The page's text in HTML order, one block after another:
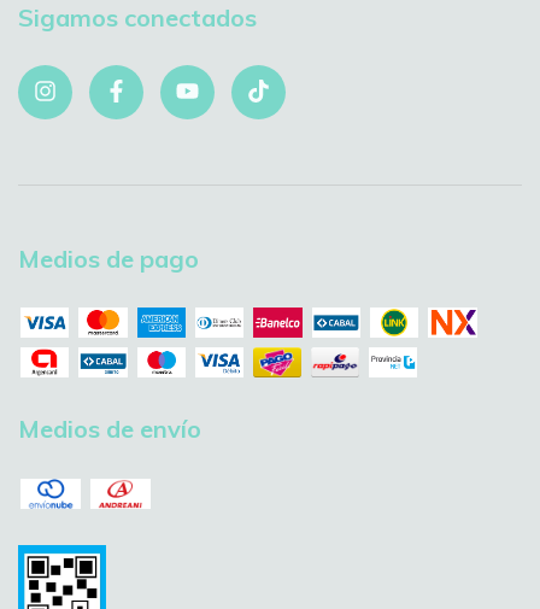
Sigamos conectados
Medios de pago
Medios de envío